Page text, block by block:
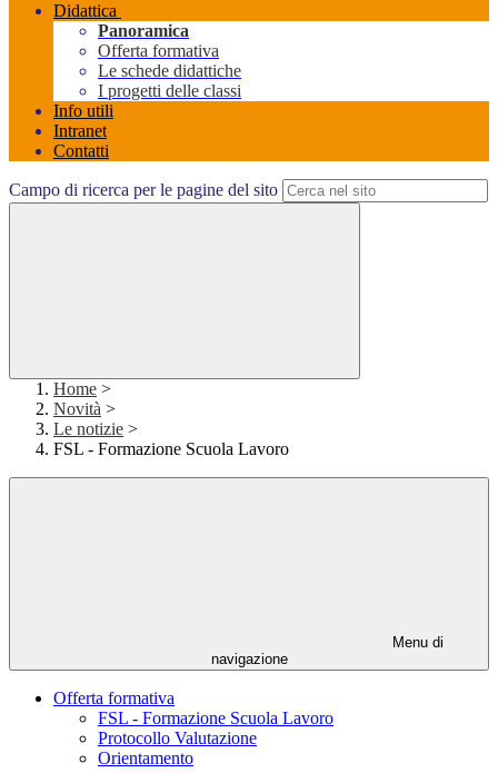
Didattica
Panoramica
Offerta formativa
Le schede didattiche
I progetti delle classi
Info utili
Intranet
Contatti
Campo di ricerca per le pagine del sito
Home >
Novità >
Le notizie >
FSL - Formazione Scuola Lavoro
Menu di
navigazione
Offerta formativa
FSL - Formazione Scuola Lavoro
Protocollo Valutazione
Orientamento